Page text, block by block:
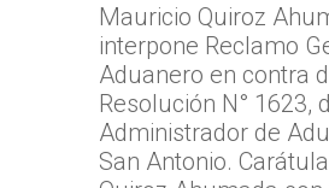
Mauricio Quiroz
interpone Reclamo
Aduanero en contra
Resolución N° 1623,
Administrador de
San Antonio.